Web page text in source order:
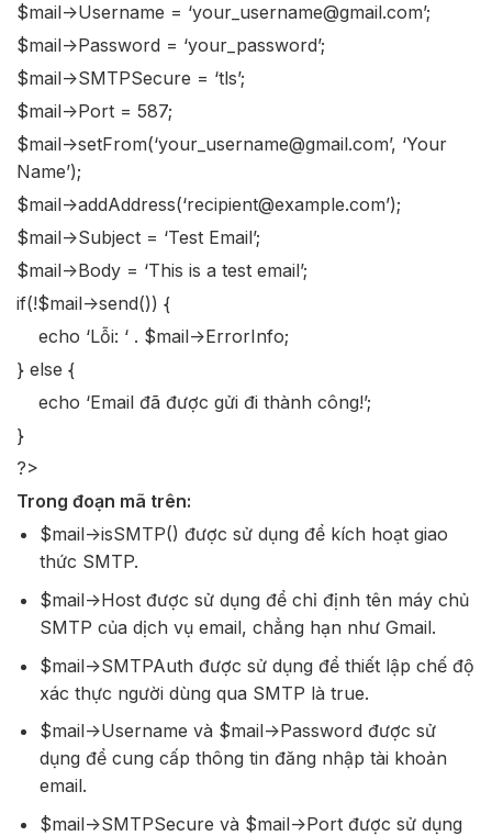
$mail->Username = ‘your_username@gmail.com’;
$mail->Password = ‘your_password’;
$mail->SMTPSecure = ‘tls’;
$mail->Port = 587;
$mail->setFrom(‘your_username@gmail.com’, ‘Your
Name’);
$mail->addAddress(‘recipient@example.com’);
$mail->Subject = ‘Test Email’;
$mail->Body = ‘This is a test email’;
if(!$mail->send()) {
echo ‘Lỗi: ‘ . $mail->ErrorInfo;
} else {
echo ‘Email đã được gửi đi thành công!’;
}
?>
Trong đoạn mã trên:
$mail->isSMTP() được sử dụng để kích hoạt giao
thức SMTP.
$mail->Host được sử dụng để chỉ định tên máy chủ
SMTP của dịch vụ email, chẳng hạn như Gmail.
$mail->SMTPAuth được sử dụng để thiết lập chế độ
xác thực người dùng qua SMTP là true.
$mail->Username và $mail->Password được sử
dụng để cung cấp thông tin đăng nhập tài khoản
email.
$mail->SMTPSecure và $mail->Port được sử dụng